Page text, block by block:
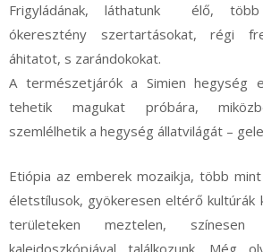
Frigyládának, láthatunk élő, több
ókeresztény szertartásokat, régi
áhitatot, s zarándokokat.
A természetjárók a Simien hegység
tehetik magukat próbára,
szemlélhetik a hegység állatvilágát –
Etiópia az emberek mozaikja, több
életstílusok, gyökeresen eltérő kultúrák
területeken meztelen,
kaleidoszkópjával találkozunk. Még